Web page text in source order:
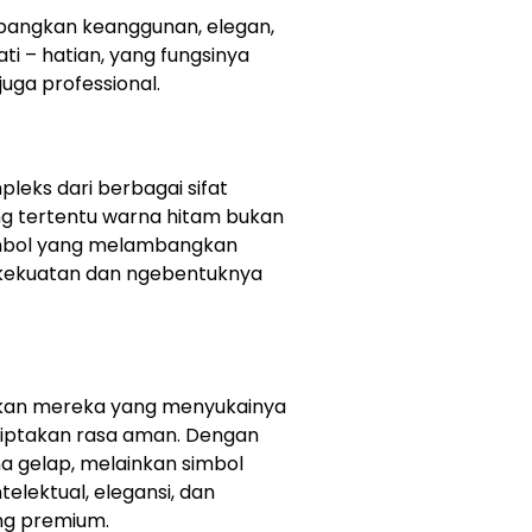
keanggunan, elegan,
– hatian, yang fungsinya
professional.
dari berbagai sifat
tertentu warna hitam bukan
yang melambangkan
dan ngebentuknya
mereka yang menyukainya
rasa aman. Dengan
gelap, melainkan simbol
elegansi, dan
premium.